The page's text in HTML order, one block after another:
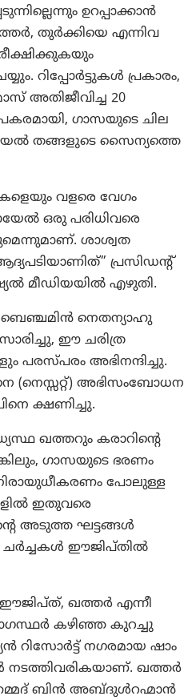
ഉറപ്പാക്കാൻ
തുർക്കിയെ എന്നിവ
റിപ്പോർട്ടുകൾ പ്രകാരം,
അതിജീവിച്ച 20
പകരമായി, ഗാസയുടെ ചില
തങ്ങളുടെ സൈന്യത്തെ
വളരെ വേഗം
ഒരു പരിധിവരെ
ശാശ്വത
പ്രസിഡന്റ്
മീഡിയയിൽ എഴുതി.
ബെഞ്ചമിൻ നെതന്യാഹു
ഈ ചരിത്ര
പരസ്പരം അഭിനന്ദിച്ചു.
(നെസ്സറ്റ്) അഭിസംബോധന
ക്ഷണിച്ചു.
ഖത്തറും കരാറിന്റെ
ഗാസയുടെ ഭരണം
പോലുള്ള
ഇതുവരെ
അടുത്ത ഘട്ടങ്ങൾ
ചർച്ചകൾ ഈജിപ്തിൽ
ഖത്തർ എന്നീ
കഴിഞ്ഞ കുറച്ചു
റിസോർട്ട് നഗരമായ ഷാം
ഖത്തർ
ബിൻ അബ്ദുൾറഹ്മാൻ